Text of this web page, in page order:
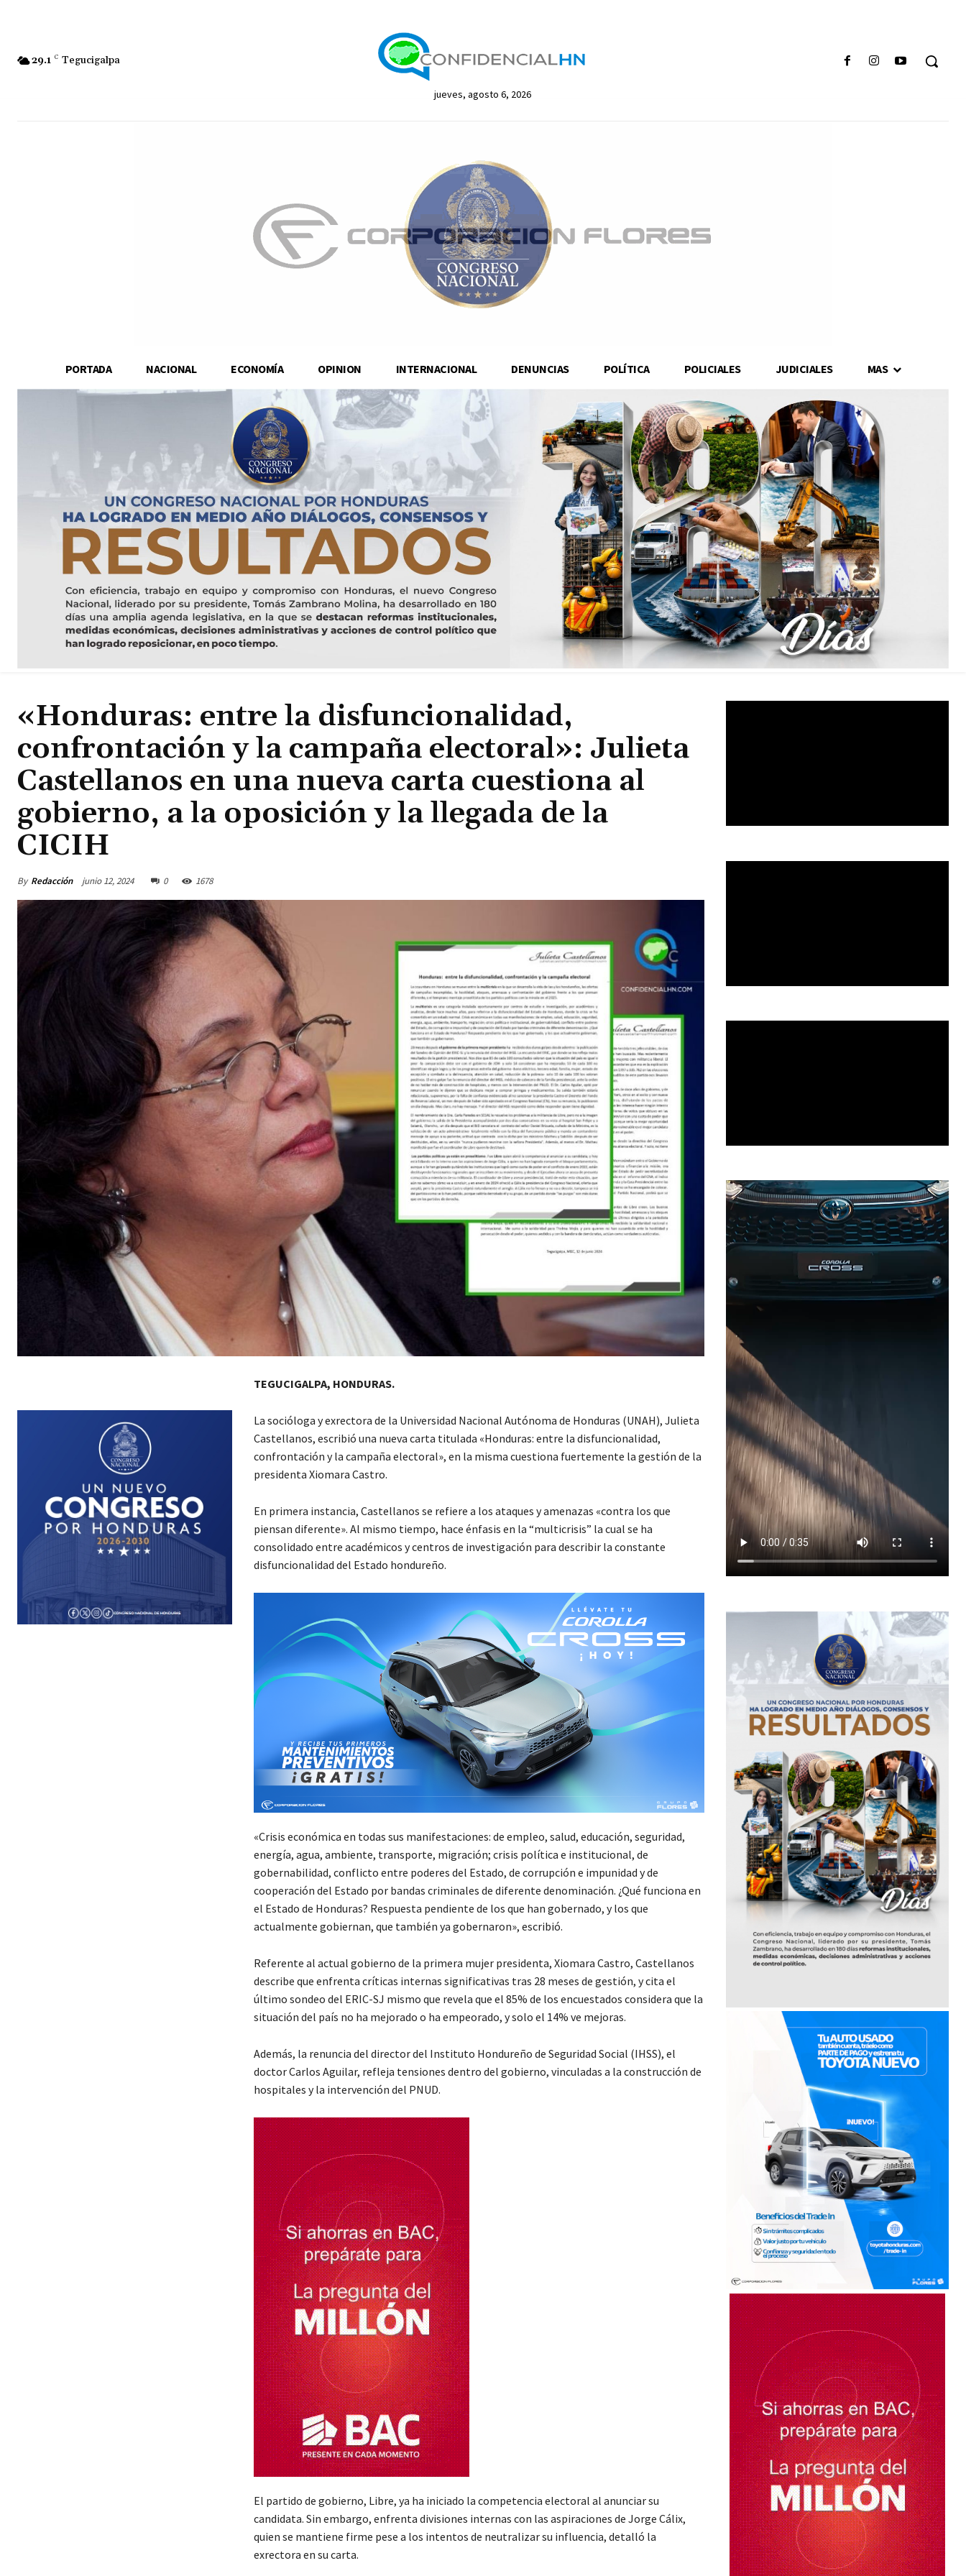
29.1 C Tegucigalpa
jueves, agosto 6, 2026
PORTADA NACIONAL ECONOMÍA OPINION INTERNACIONAL DENUNCIAS POLÍTICA POLICIALES JUDICIALES MAS
«Honduras: entre la disfuncionalidad,
confrontación y la campaña electoral»: Julieta
Castellanos en una nueva carta cuestiona al
gobierno, a la oposición y la llegada de la
CICIH
By Redacción junio 12, 2024 0 1678
TEGUCIGALPA, HONDURAS.
La socióloga y exrectora de la Universidad Nacional Autónoma de Honduras (UNAH), Julieta
Castellanos, escribió una nueva carta titulada «Honduras: entre la disfuncionalidad,
confrontación y la campaña electoral», en la misma cuestiona fuertemente la gestión de la
presidenta Xiomara Castro.
En primera instancia, Castellanos se refiere a los ataques y amenazas «contra los que
piensan diferente». Al mismo tiempo, hace énfasis en la “multicrisis” la cual se ha
consolidado entre académicos y centros de investigación para describir la constante
disfuncionalidad del Estado hondureño.
«Crisis económica en todas sus manifestaciones: de empleo, salud, educación, seguridad,
energía, agua, ambiente, transporte, migración; crisis política e institucional, de
gobernabilidad, conflicto entre poderes del Estado, de corrupción e impunidad y de
cooperación del Estado por bandas criminales de diferente denominación. ¿Qué funciona en
el Estado de Honduras? Respuesta pendiente de los que han gobernado, y los que
actualmente gobiernan, que también ya gobernaron», escribió.
Referente al actual gobierno de la primera mujer presidenta, Xiomara Castro, Castellanos
describe que enfrenta críticas internas significativas tras 28 meses de gestión, y cita el
último sondeo del ERIC-SJ mismo que revela que el 85% de los encuestados considera que la
situación del país no ha mejorado o ha empeorado, y solo el 14% ve mejoras.
Además, la renuncia del director del Instituto Hondureño de Seguridad Social (IHSS), el
doctor Carlos Aguilar, refleja tensiones dentro del gobierno, vinculadas a la construcción de
hospitales y la intervención del PNUD.
El partido de gobierno, Libre, ya ha iniciado la competencia electoral al anunciar su
candidata. Sin embargo, enfrenta divisiones internas con las aspiraciones de Jorge Cálix,
quien se mantiene firme pese a los intentos de neutralizar su influencia, detalló la
exrectora en su carta.